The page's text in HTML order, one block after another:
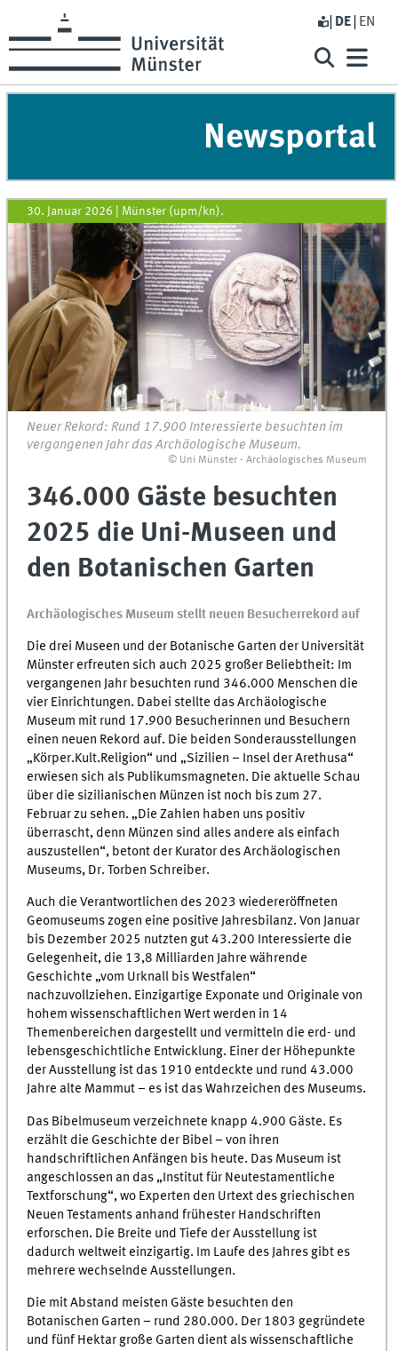
DE EN
Newsportal
30. Januar 2026 Münster (upm/kn).
Neuer Rekord: Rund 17.900 Interessierte besuchten im
vergangenen Jahr das Archäologische Museum.
© Uni Münster - Archäologisches Museum
346.000 Gäste besuchten
2025 die Uni-Museen und
den Botanischen Garten
Archäologisches Museum stellt neuen Besucherrekord auf
Die drei Museen und der Botanische Garten der Universität
Münster erfreuten sich auch 2025 großer Beliebtheit: Im
vergangenen Jahr besuchten rund 346.000 Menschen die
vier Einrichtungen. Dabei stellte das Archäologische
Museum mit rund 17.900 Besucherinnen und Besuchern
einen neuen Rekord auf. Die beiden Sonderausstellungen
„Körper.Kult.Religion“ und „Sizilien – Insel der Arethusa“
erwiesen sich als Publikumsmagneten. Die aktuelle Schau
über die sizilianischen Münzen ist noch bis zum 27.
Februar zu sehen. „Die Zahlen haben uns positiv
überrascht, denn Münzen sind alles andere als einfach
auszustellen“, betont der Kurator des Archäologischen
Museums, Dr. Torben Schreiber.
Auch die Verantwortlichen des 2023 wiedereröffneten
Geomuseums zogen eine positive Jahresbilanz. Von Januar
bis Dezember 2025 nutzten gut 43.200 Interessierte die
Gelegenheit, die 13,8 Milliarden Jahre währende
Geschichte „vom Urknall bis Westfalen“
nachzuvollziehen. Einzigartige Exponate und Originale von
hohem wissenschaftlichen Wert werden in 14
Themenbereichen dargestellt und vermitteln die erd- und
lebensgeschichtliche Entwicklung. Einer der Höhepunkte
der Ausstellung ist das 1910 entdeckte und rund 43.000
Jahre alte Mammut – es ist das Wahrzeichen des Museums.
Das Bibelmuseum verzeichnete knapp 4.900 Gäste. Es
erzählt die Geschichte der Bibel – von ihren
handschriftlichen Anfängen bis heute. Das Museum ist
angeschlossen an das „Institut für Neutestamentliche
Textforschung“, wo Experten den Urtext des griechischen
Neuen Testaments anhand frühester Handschriften
erforschen. Die Breite und Tiefe der Ausstellung ist
dadurch weltweit einzigartig. Im Laufe des Jahres gibt es
mehrere wechselnde Ausstellungen.
Die mit Abstand meisten Gäste besuchten den
Botanischen Garten – rund 280.000. Der 1803 gegründete
und fünf Hektar große Garten dient als wissenschaftliche